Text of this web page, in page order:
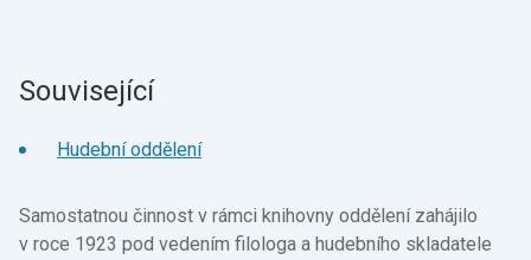
Samostatnou činnost v rámci knihovny oddělení zahájilo
v roce 1923 pod vedením filologa a hudebního skladatele
Související
Hudební oddělení